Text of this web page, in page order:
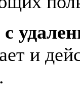
с
и